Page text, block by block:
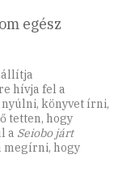
egész
állítja
hívja fel a
könyvet írni,
tetten, hogy
a Seiobo járt
megírni, hogy